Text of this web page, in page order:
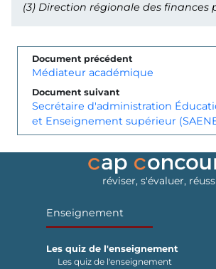
(3) Direction régionale des finances
Document précédent
Médiateur académique
Document suivant
Secrétaire d'administration
et Enseignement supérieur
réviser, s'évaluer,
Enseignement
Les quiz de l'enseignement
Les quiz de l'enseignement